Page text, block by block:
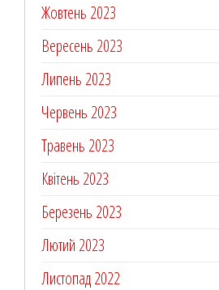
Жовтень 2023
Вересень 2023
Липень 2023
Червень 2023
Травень 2023
Квітень 2023
Березень 2023
Лютий 2023
Листопад 2022